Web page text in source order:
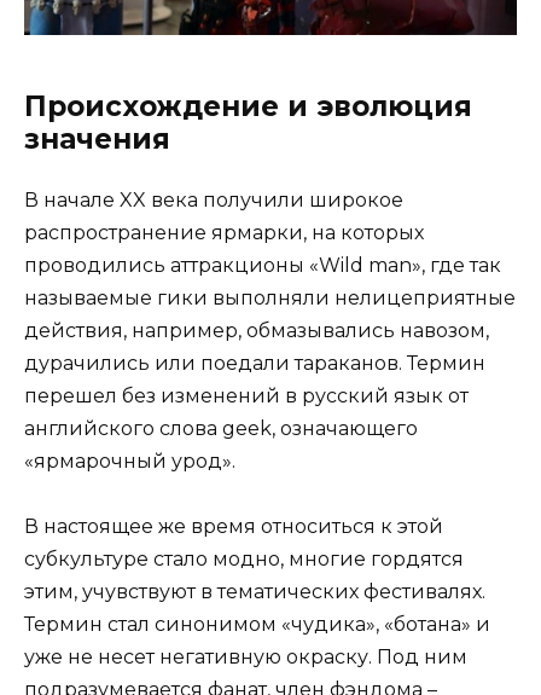
Происхождение и эволюция
значения
В начале XX века получили широкое
распространение ярмарки, на которых
проводились аттракционы «Wild man», где так
называемые гики выполняли нелицеприятные
действия, например, обмазывались навозом,
дурачились или поедали тараканов. Термин
перешел без изменений в русский язык от
английского слова geek, означающего
«ярмарочный урод».
В настоящее же время относиться к этой
субкультуре стало модно, многие гордятся
этим, учувствуют в тематических фестивалях.
Термин стал синонимом «чудика», «ботана» и
уже не несет негативную окраску. Под ним
подразумевается фанат, член фэндома –